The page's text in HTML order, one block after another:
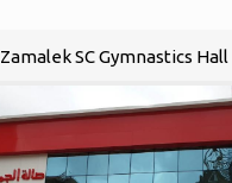
Zamalek SC Gymnastics Hall